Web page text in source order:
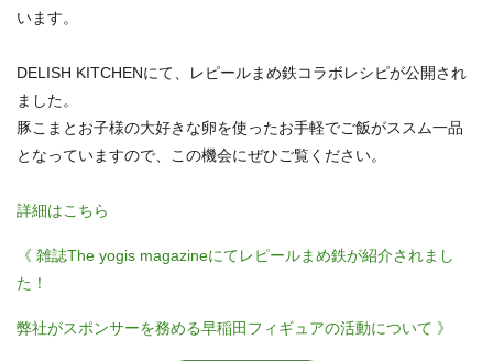
います。
DELISH KITCHENにて、レピールまめ鉄コラボレシピが公開され
ました。
豚こまとお子様の大好きな卵を使ったお手軽でご飯がススム一品
となっていますので、この機会にぜひご覧ください。
詳細はこちら
《 雑誌The yogis magazineにてレピールまめ鉄が紹介されまし
た！
弊社がスポンサーを務める早稲田フィギュアの活動について 》